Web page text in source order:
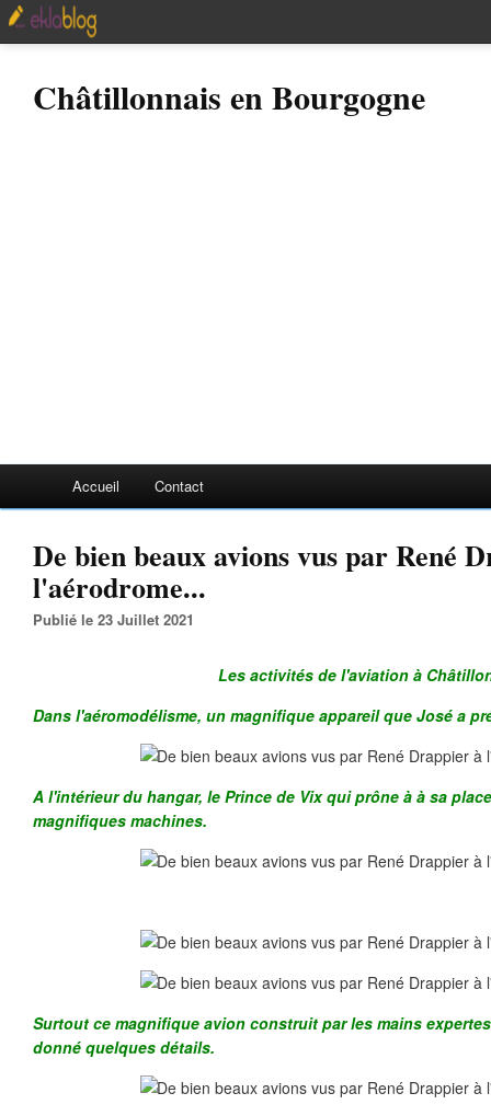
Châtillonnais en Bourgogne
Accueil Contact
De bien beaux avions vus par René
l'aérodrome...
Publié le 23 Juillet 2021
Les activités de l'aviation à
Dans l'aéromodélisme, un magnifique appareil que José a
A l'intérieur du hangar, le Prince de Vix qui prône à à sa
magnifiques machines.
Surtout ce magnifique avion construit par les mains
donné quelques détails.